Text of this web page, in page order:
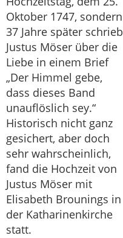
Oktober 1747, sondern
37 Jahre später schrieb
Justus Möser über die
Liebe in einem Brief
„Der Himmel gebe,
dass dieses Band
unauflöslich sey.“
Historisch nicht ganz
gesichert, aber doch
sehr wahrscheinlich,
fand die Hochzeit von
Justus Möser mit
Elisabeth Brounings in
der Katharinenkirche
statt.